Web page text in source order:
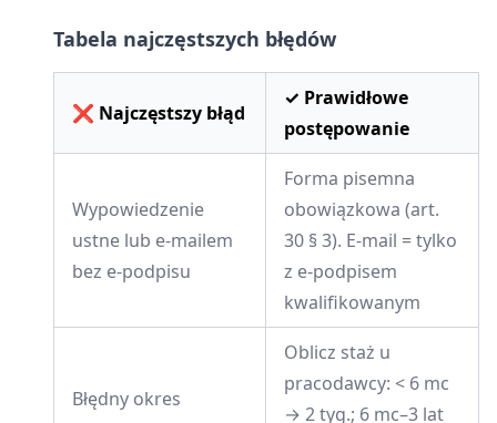
Tabela najczęstszych błędów
❌ Najczęstszy błąd
✓ Prawidłowe
postępowanie
Wypowiedzenie
ustne lub e-mailem
bez e-podpisu
Forma pisemna
obowiązkowa (art.
30 § 3). E-mail = tylko
z e-podpisem
kwalifikowanym
Błędny okres
Oblicz staż u
pracodawcy: < 6 mc
→ 2 tyg.; 6 mc–3 lat